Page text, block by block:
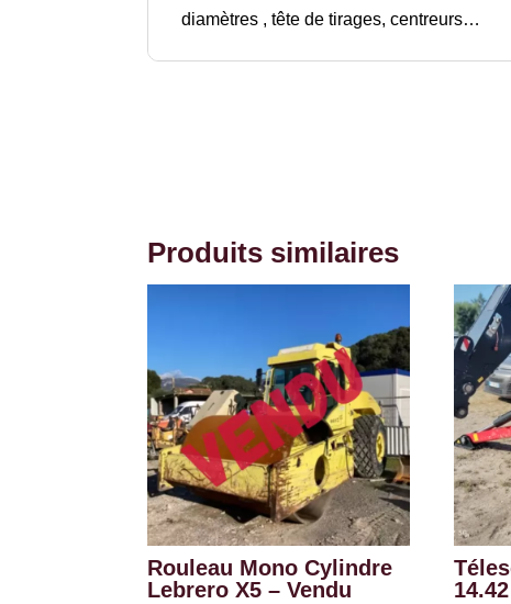
diamètres , tête de tirages, centreurs…
Produits similaires
Rouleau Mono Cylindre
Lebrero X5 – Vendu